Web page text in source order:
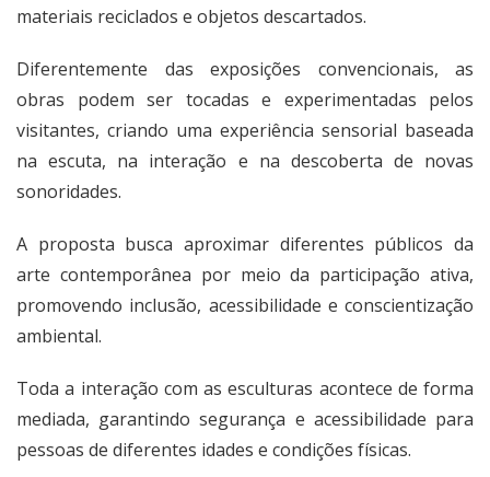
materiais reciclados e objetos descartados.
Diferentemente das exposições convencionais, as
obras podem ser tocadas e experimentadas pelos
visitantes, criando uma experiência sensorial baseada
na escuta, na interação e na descoberta de novas
sonoridades.
A proposta busca aproximar diferentes públicos da
arte contemporânea por meio da participação ativa,
promovendo inclusão, acessibilidade e conscientização
ambiental.
Toda a interação com as esculturas acontece de forma
mediada, garantindo segurança e acessibilidade para
pessoas de diferentes idades e condições físicas.